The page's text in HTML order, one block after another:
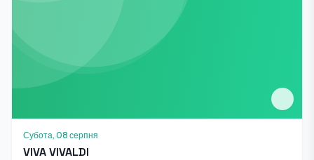
Субота, 08 серпня
VIVA VIVALDI